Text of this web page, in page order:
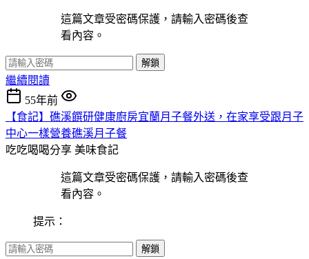
這篇文章受密碼保護，請輸入密碼後查
看內容。
解鎖
繼續閱讀
55年前
【食記】礁溪饌研健康廚房宜蘭月子餐外送，在家享受跟月子
中心一樣營養礁溪月子餐
吃吃喝喝分享 美味食記
這篇文章受密碼保護，請輸入密碼後查
看內容。
提示：
解鎖